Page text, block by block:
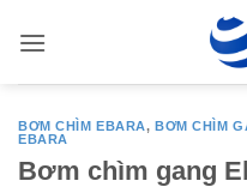
qua
BƠM CHÌM EBARA, BƠM CHÌM
EBARA
Bơm chìm gang